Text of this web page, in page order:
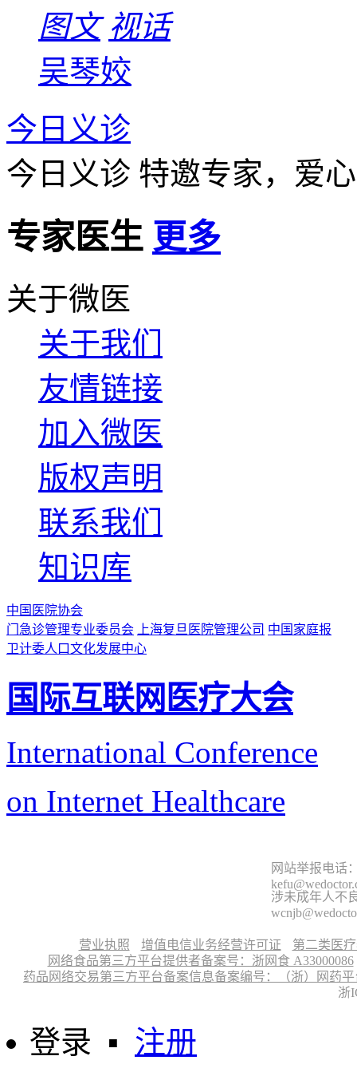
图文 视话
吴琴姣
今日义诊
今日义诊 特邀专家，爱
专家医生 更多
关于微医
关于我们
友情链接
加入微医
版权声明
联系我们
知识库
中国医院协会
门急诊管理专业委员会 上海复旦医院管理公司 中国家庭报
卫计委人口文化发展中心
国际互联网医疗大会
International Conference
on Internet Healthcare
网站举报电话
涉未成年人不
营业执照 增值电信业务经营许可证
第二类医
网络食品第三方平台提供者备案号：浙网食 A33000086
药品网络交易第三方平台备案信息备案编号：（浙）网药平
浙
登录 ▪ 注册